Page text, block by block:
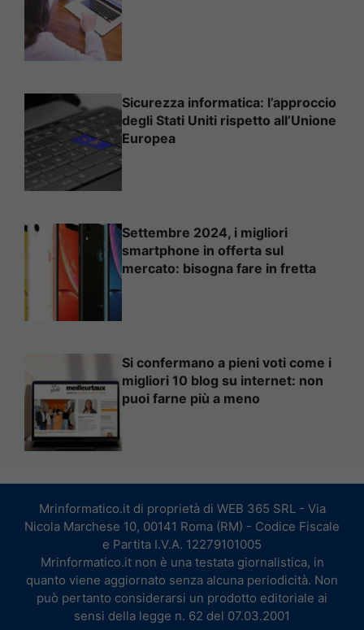
Sicurezza informatica: l’approccio
degli Stati Uniti rispetto all’Unione
Europea
Settembre 2024, i migliori
smartphone in offerta sul
mercato: bisogna fare in fretta
Si confermano a pieni voti come i
migliori 10 blog su internet: non
puoi farne più a meno
Mrinformatico.it di proprietà di WEB 365 SRL - Via
Nicola Marchese 10, 00141 Roma (RM) - Codice Fiscale
e Partita I.V.A. 12279101005
Mrinformatico.it non è una testata giornalistica, in
quanto viene aggiornato senza alcuna periodicità. Non
può pertanto considerarsi un prodotto editoriale ai
sensi della legge n. 62 del 07.03.2001